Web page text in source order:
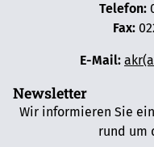
Telefon:
Fax:
E-Mail:
Newsletter
Wir informieren Sie
rund um